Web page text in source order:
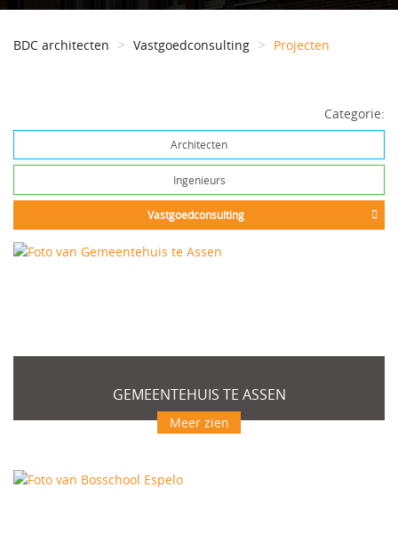
BDC architecten Vastgoedconsulting Projecten
Categorie:
Architecten
Ingenieurs
Vastgoedconsulting
GEMEENTEHUIS TE ASSEN
Meer zien